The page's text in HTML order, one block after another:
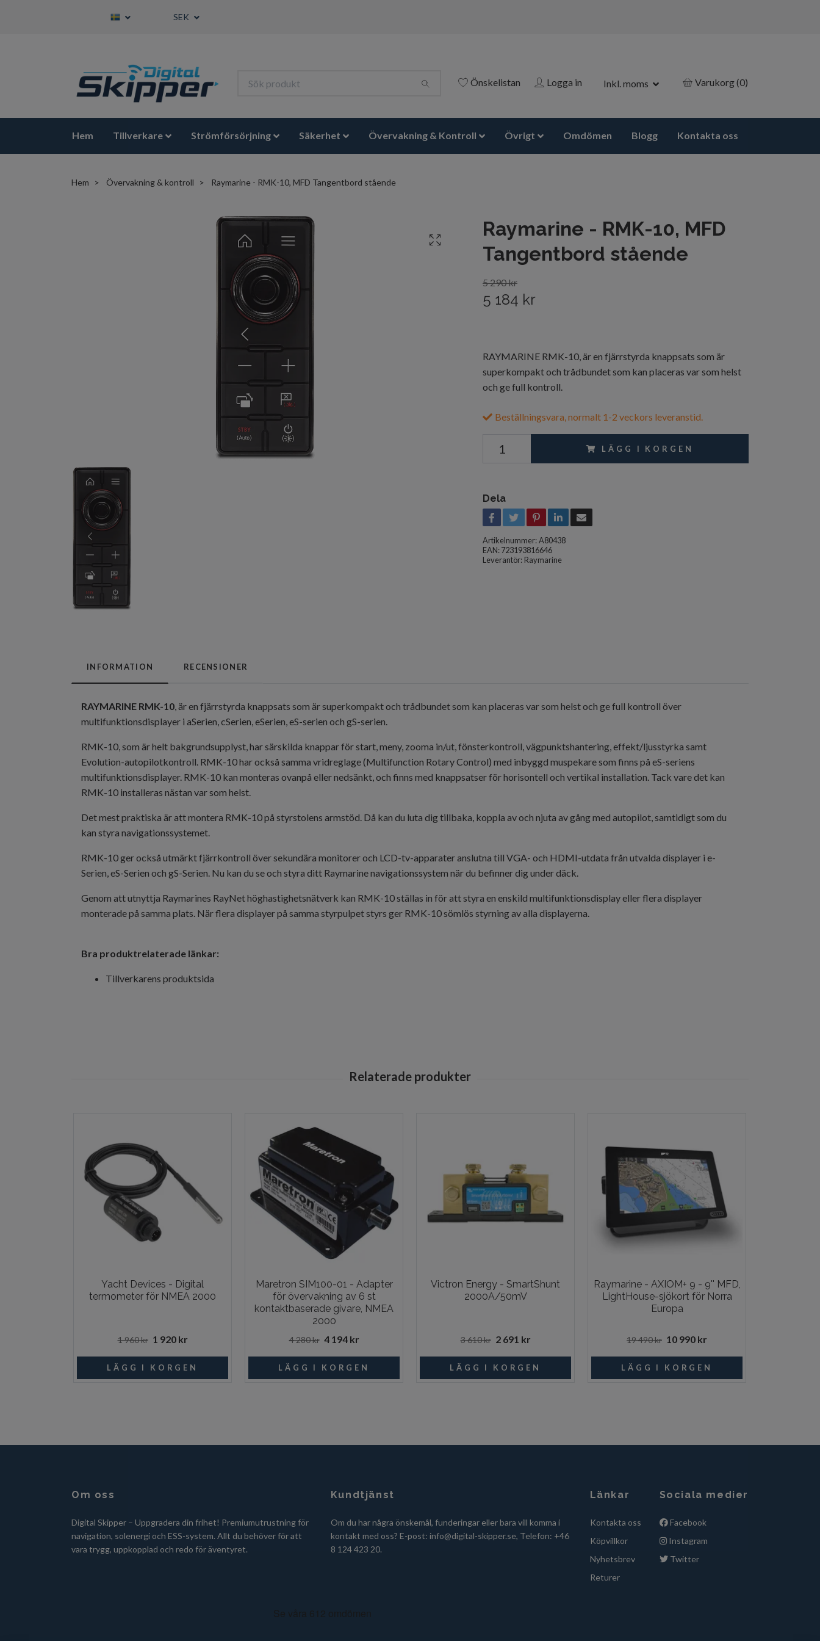
SEK
Önskelistan Logga in Inkl. moms Varukorg(0)
Hem Tillverkare Strömförsörjning Säkerhet Övervakning & Kontroll Övrigt Omdömen Blogg Kontakta oss
Hem Övervakning & kontroll Raymarine - RMK-10, MFD Tangentbord stående
Raymarine - RMK-10, MFD
Tangentbord stående
5 290 kr
5 184 kr
RAYMARINE RMK-10, är en fjärrstyrda knappsats som är
superkompakt och trådbundet som kan placeras var som helst
och ge full kontroll.
Beställningsvara, normalt 1-2 veckors leveranstid.
LÄGG I KORGEN
Dela
Artikelnummer:A80438
EAN: 723193816646
Leverantör: Raymarine
INFORMATION RECENSIONER
RAYMARINE RMK-10, är en fjärrstyrda knappsats som är superkompakt och trådbundet som kan placeras var som helst och ge full kontroll över
multifunktionsdisplayer i aSerien, cSerien, eSerien, eS-serien och gS-serien.
RMK-10, som är helt bakgrundsupplyst, har särskilda knappar för start, meny, zooma in/ut, fönsterkontroll, vägpunktshantering, effekt/ljusstyrka samt
Evolution-autopilotkontroll. RMK-10 har också samma vridreglage (Multifunction Rotary Control) med inbyggd muspekare som finns på eS-seriens
multifunktionsdisplayer. RMK-10 kan monteras ovanpå eller nedsänkt, och finns med knappsatser för horisontell och vertikal installation. Tack vare det kan
RMK-10 installeras nästan var som helst.
Det mest praktiska är att montera RMK-10 på styrstolens armstöd. Då kan du luta dig tillbaka, koppla av och njuta av gång med autopilot, samtidigt som du
kan styra navigationssystemet.
RMK-10 ger också utmärkt fjärrkontroll över sekundära monitorer och LCD-tv-apparater anslutna till VGA- och HDMI-utdata från utvalda displayer i e-
Serien, eS-Serien och gS-Serien. Nu kan du se och styra ditt Raymarine navigationssystem när du befinner dig under däck.
Genom att utnyttja Raymarines RayNet höghastighetsnätverk kan RMK-10 ställas in för att styra en enskild multifunktionsdisplay eller flera displayer
monterade på samma plats. När flera displayer på samma styrpulpet styrs ger RMK-10 sömlös styrning av alla displayerna.
Bra produktrelaterade länkar:
Tillverkarens produktsida
Yacht Devices - Digital
termometer för NMEA 2000
1 960 kr 1 920 kr
Maretron SIM100-01 - Adapter
för övervakning av 6 st
kontaktbaserade givare, NMEA
2000
4 280 kr 4 194 kr
Victron Energy - SmartShunt
2000A/50mV
3 610 kr 2 691 kr
Raymarine - AXIOM+ 9 - 9'' MFD,
LightHouse-sjökort för Norra
Europa
19 490 kr 10 990 kr
Om oss
Digital Skipper – Uppgradera din frihet! Premiumutrustning för
navigation, solenergi och ESS-system. Allt du behöver för att
vara trygg, uppkopplad och redo för äventyret.
Kundtjänst
Om du har några önskemål, funderingar eller bara vill komma i
kontakt med oss? E-post: info@digital-skipper.se, Telefon: +46
8 124 423 20.
Länkar
Kontakta oss
Köpvillkor
Nyhetsbrev
Returer
Sociala medier
Facebook
Instagram
Twitter